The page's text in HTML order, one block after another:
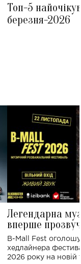
Топ-5
березня-2026
Легендарна
вперше
Україні: де
B-Mall Fest
хедлайнера
2026 року на новій